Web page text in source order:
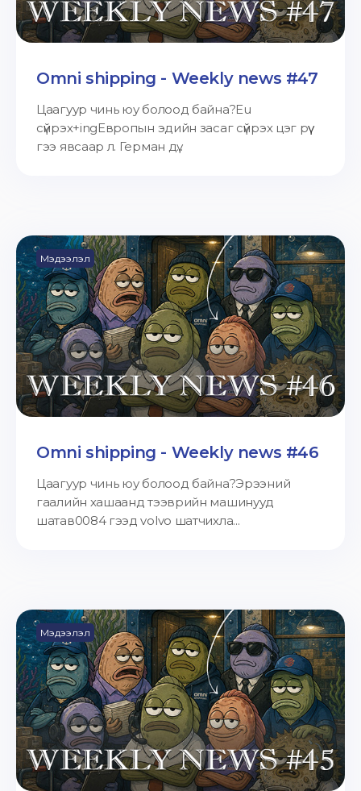
Omni shipping - Weekly news #47
Цаагуур чинь юу болоод байна?Eu
сүйрэх+ingЕвропын эдийн засаг сүйрэх цэг рүү
гээ явсаар л. Герман дү...
Мэдээлэл
Omni shipping - Weekly news #46
Цаагуур чинь юу болоод байна?Эрээний
гаалийн хашаанд тээврийн машинууд
шатав0084 гээд volvo шатчихла...
Мэдээлэл